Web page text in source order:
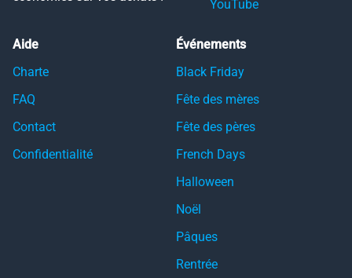
YouTube
Aide
Charte
FAQ
Contact
Confidentialité
Événements
Black Friday
Fête des mères
Fête des pères
French Days
Halloween
Noël
Pâques
Rentrée